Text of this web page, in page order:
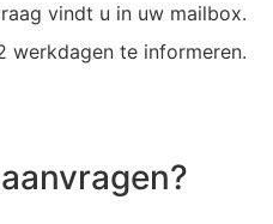
vindt u in uw mailbox.
werkdagen te informeren.